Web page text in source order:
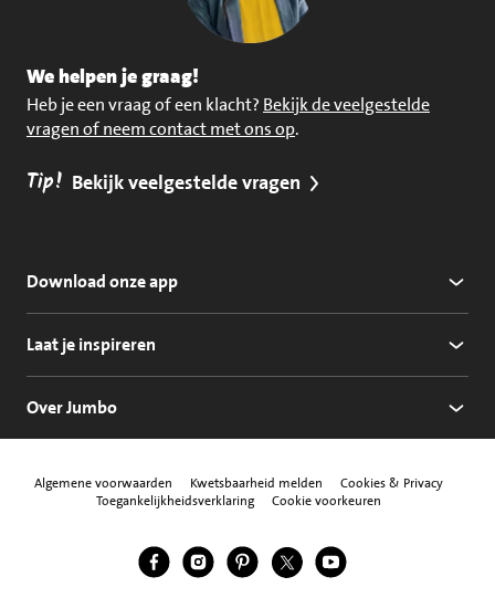
We helpen je graag!
Heb je een vraag of een klacht? Bekijk de veelgestelde
vragen of neem contact met ons op.
Tip! Bekijk veelgestelde vragen
Download onze app
Laat je inspireren
Over Jumbo
Algemene voorwaarden Kwetsbaarheid melden
Cookies & Privacy
Toegankelijkheidsverklaring
Cookie voorkeuren
Volg ons
Jumbo Facebook
Jumbo Instagram
Jumbo Pinterest
Jumbo Twitter
Jumbo YouTube